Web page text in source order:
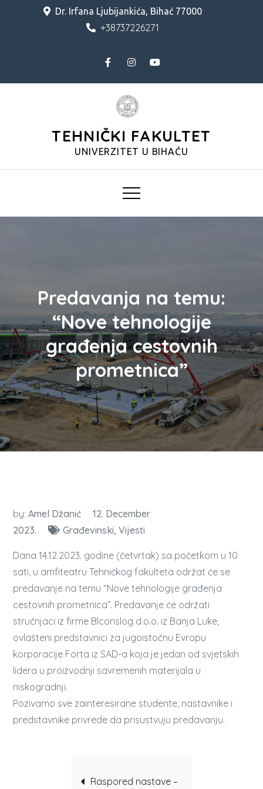
Dr. Irfana Ljubijankića, Bihać 77000
+38737226271
TEHNIČKI FAKULTET
UNIVERZITET U BIHAĆU
Predavanja na temu:
“Nove tehnologije
građenja cestovnih
prometnica”
by:Amel Džanić
12. December
2023.
Građevinski Vijesti
Dana 14.12.2023. godine (četvrtak) sa početkom u 10
sati, u amfiteatru Tehničkog fakulteta održat će se
predavanje na temu “Nove tehnologije građenja
cestovnih prometnica”. Predavanje će održati
stručnjaci iz firme Blconslog d.o.o. iz Banja Luke,
ovlašteni predstavnici za jugoistočnu Evropu
korporacije Forta iz SAD-a koja je jedan od svjetskih
lidera u proizvodnji savremenih materijala u
niskogradnji.
Pozivamo sve zainteresirane studente, nastavnike i
predstavnike privrede da prisustvuju predavanju.
Post
Raspored nastave –